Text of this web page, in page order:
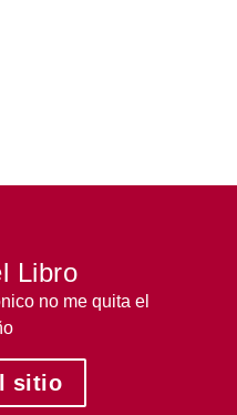
Libro
no me quita el
sitio